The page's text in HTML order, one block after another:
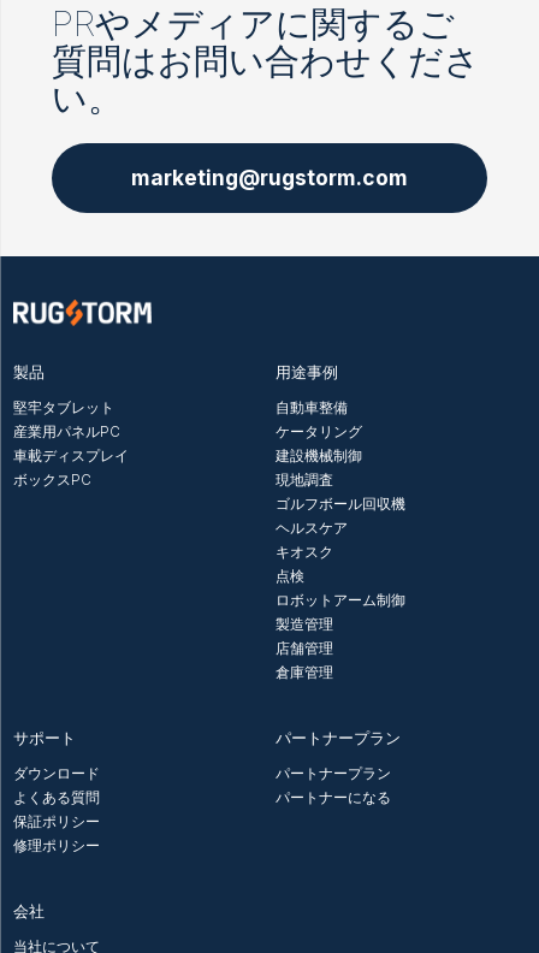
PRやメディアに関するご
質問はお問い合わせくださ
い。
marketing@rugstorm.com
製品
堅牢タブレット
産業用パネルPC
車載ディスプレイ
ボックスPC
用途事例
自動車整備
ケータリング
建設機械制御
現地調査
ゴルフボール回収機
ヘルスケア
キオスク
点検
ロボットアーム制御
製造管理
店舗管理
倉庫管理
サポート
ダウンロード
よくある質問
保証ポリシー
修理ポリシー
パートナープラン
パートナープラン
パートナーになる
会社
当社について